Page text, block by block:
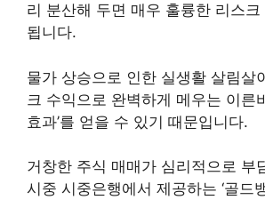
리 분산해 두면 매우 훌륭한 리스크
됩니다.
물가 상승으로 인한 실생활 살림살
크 수익으로 완벽하게 메우는 이른
효과’를 얻을 수 있기 때문입니다.
거창한 주식 매매가 심리적으로 부
시중 시중은행에서 제공하는 ‘골드